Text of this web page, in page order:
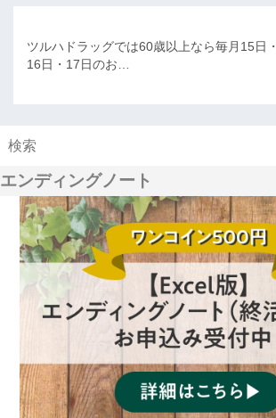
ツルハドラッグでは60歳以上なら毎月15日・
16日・17日のお…
エンディングノート